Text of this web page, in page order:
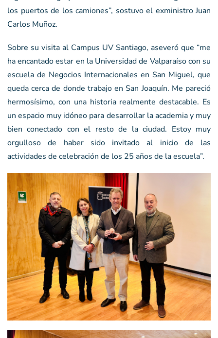
los puertos de los camiones”, sostuvo el exministro Juan
Carlos Muñoz.
Sobre su visita al Campus UV Santiago, aseveró que “me
ha encantado estar en la Universidad de Valparaíso con su
escuela de Negocios Internacionales en San Miguel, que
queda cerca de donde trabajo en San Joaquín. Me pareció
hermosísimo, con una historia realmente destacable. Es
un espacio muy idóneo para desarrollar la academia y muy
bien conectado con el resto de la ciudad. Estoy muy
orgulloso de haber sido invitado al inicio de las
actividades de celebración de los 25 años de la escuela”.